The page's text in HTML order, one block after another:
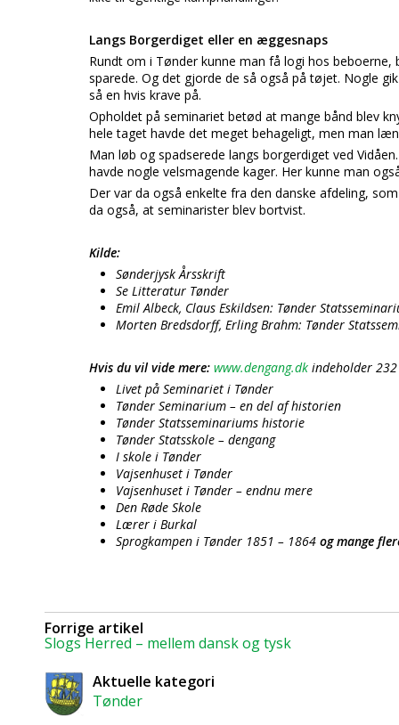
Langs Borgerdiget eller en æggesnaps
Rundt om i Tønder kunne man få logi hos
sparede. Og det gjorde de så også på tøjet. Nogle
så en hvis krave på.
Opholdet på seminariet betød at mange bånd blev
hele taget havde det meget behageligt, men man
Man løb og spadserede langs borgerdiget ved
havde nogle velsmagende kager. Her kunne man
Der var da også enkelte fra den danske afdeling,
da også, at seminarister blev bortvist.
Kilde:
Sønderjysk Årsskrift
Se Litteratur Tønder
Emil Albeck, Claus Eskildsen: Tønder
Morten Bredsdorff, Erling Brahm: Tønder
Hvis du vil vide mere: www.dengang.dk indeholder
Livet på Seminariet i Tønder
Tønder Seminarium – en del af historien
Tønder Statsseminariums historie
Tønder Statsskole – dengang
I skole i Tønder
Vajsenhuset i Tønder
Vajsenhuset i Tønder – endnu mere
Den Røde Skole
Lærer i Burkal
Sprogkampen i Tønder 1851 – 1864 og mange
Forrige artikel
Slogs Herred – mellem dansk og tysk
Aktuelle kategori
Tønder